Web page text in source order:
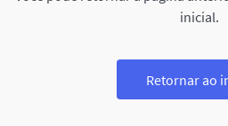
inicial.
Retornar ao